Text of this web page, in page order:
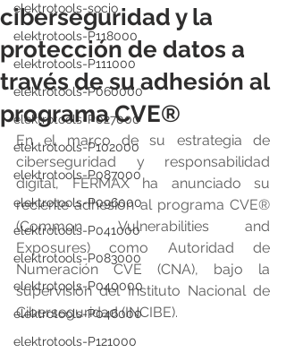
elektrotools-socio
elektrotools-P118000
elektrotools-P111000
elektrotools-P060000
elektrotools-P027000
elektrotools-P102000
elektrotools-P087000
elektrotools-P096000
elektrotools-P041000
elektrotools-P083000
elektrotools-P040000
elektrotools-P046000
elektrotools-P121000
ciberseguridad y la
protección de datos a
través de su adhesión al
programa CVE®
En el marco de su estrategia de
ciberseguridad y responsabilidad
digital, FERMAX ha anunciado su
reciente adhesión al programa CVE®
(Common Vulnerabilities and
Exposures) como Autoridad de
Numeración CVE (CNA), bajo la
supervisión del Instituto Nacional de
Ciberseguridad (INCIBE).